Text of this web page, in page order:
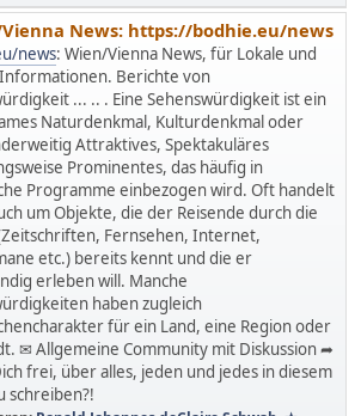
News: https://bodhie.eu/news
news: Wien/Vienna News, für Lokale und
Berichte von
... .. . Eine Sehenswürdigkeit ist ein
Naturdenkmal, Kulturdenkmal oder
Attraktives, Spektakuläres
Prominentes, das häufig in
Programme einbezogen wird. Oft handelt
um Objekte, die der Reisende durch die
Fernsehen, Internet,
etc.) bereits kennt und die er
erleben will. Manche
haben zugleich
für ein Land, eine Region oder
✉ Allgemeine Community mit Diskussion ➦
frei, über alles, jeden und jedes in diesem
schreiben?!